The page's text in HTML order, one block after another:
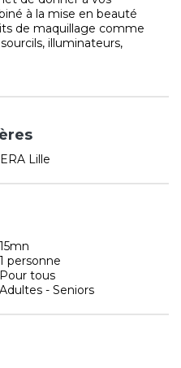
à la mise en beauté
de maquillage comme
illuminateurs,
Lille
15mn
1 personne
Pour tous
Adultes - Seniors